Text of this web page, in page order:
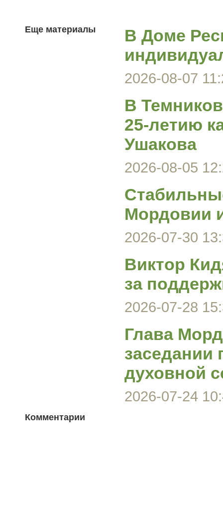
Еще материалы
В Доме
2026-08-07
В
25-летию
Ушакова
2026-08-05
Мордовии
2026-07-30
Виктор
за
2026-07-28
Глава
заседании
духовной
2026-07-24
Комментарии